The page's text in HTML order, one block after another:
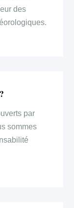
des
par
sommes